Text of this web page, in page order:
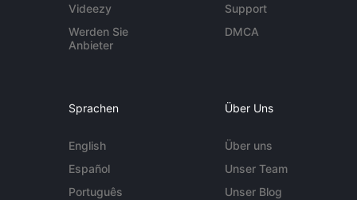
Videezy
Werden Sie
Anbieter
Support
DMCA
Sprachen
English
Español
Português
Über Uns
Über uns
Unser Team
Unser Blog